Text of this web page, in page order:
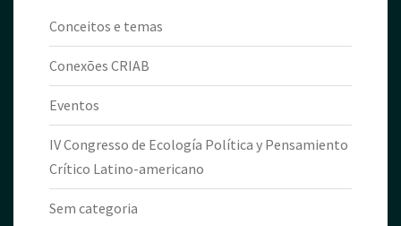
Conceitos e temas
Conexões CRIAB
Eventos
IV Congresso de Ecología Política y Pensamiento
Crítico Latino-americano
Sem categoria